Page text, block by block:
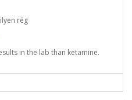
rég
in the lab than ketamine.